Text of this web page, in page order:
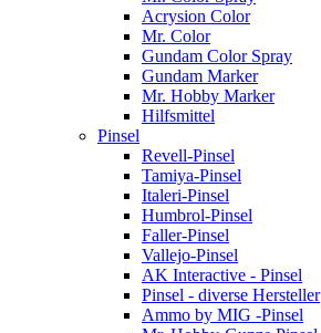
Acrysion Color
Mr. Color
Gundam Color Spray
Gundam Marker
Mr. Hobby Marker
Hilfsmittel
Pinsel
Revell-Pinsel
Tamiya-Pinsel
Italeri-Pinsel
Humbrol-Pinsel
Faller-Pinsel
Vallejo-Pinsel
AK Interactive - Pinsel
Pinsel - diverse Hersteller
Ammo by MIG -Pinsel